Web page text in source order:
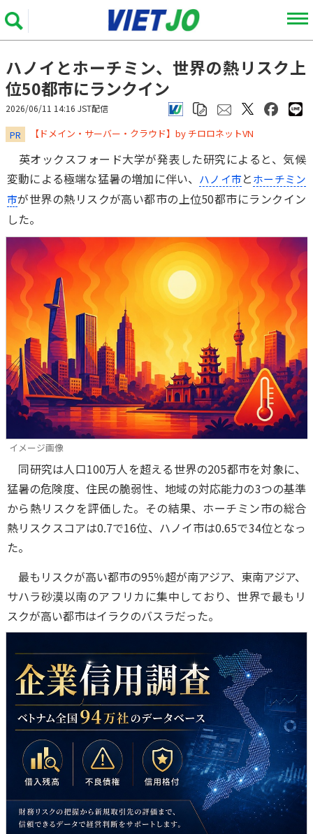
ハノイとホーチミン、世界の熱リスク上
位50都市にランクイン
2026/06/11 14:16 JST配信
PR ​​​​​​​【ドメイン・サーバー・クラウド】by チロロネットVN
英オックスフォード大学が発表した研究によると、気候
変動による極端な猛暑の増加に伴い、 ハノイ市とホーチミン
市が世界の熱リスクが高い都市の上位50都市にランクイン
した。
イメージ画像
同研究は人口100万人を超える世界の205都市を対象に、
猛暑の危険度、住民の脆弱性、地域の対応能力の3つの基準
から熱リスクを評価した。その結果、ホーチミン市の総合
熱リスクスコアは0.7で16位、ハノイ市は0.65で34位となっ
た。
最もリスクが高い都市の95％超が南アジア、東南アジア、
サハラ砂漠以南のアフリカに集中しており、世界で最もリ
スクが高い都市はイラクのバスラだった。